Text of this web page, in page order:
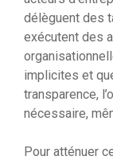
délèguent des
exécutent des
implicites et
transparence,
nécessaire,
Pour atténuer